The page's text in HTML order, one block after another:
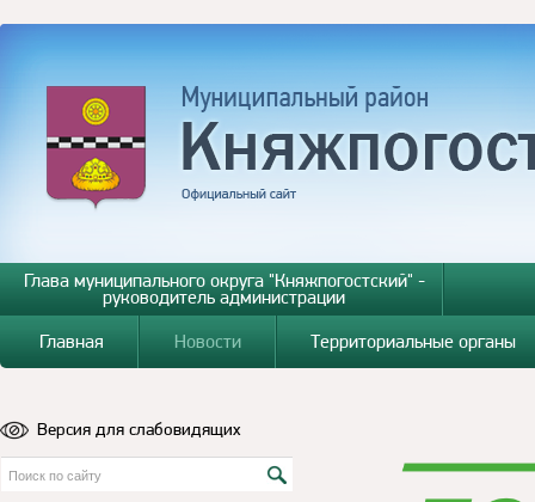
Глава муниципального округа "Княжпогостский" -
руководитель администрации
Главная
Новости Территориальные органы
Версия для слабовидящих